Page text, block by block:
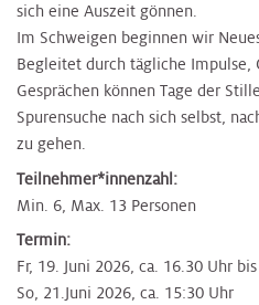
sich eine Auszeit gönnen.
Im Schweigen beginnen wir
Begleitet durch tägliche Impulse,
Gesprächen können Tage der
Spurensuche nach sich selbst,
zu gehen.
Teilnehmer*innenzahl:
Min. 6, Max. 13 Personen
Termin:
Fr, 19. Juni 2026, ca. 16.30 Uhr bis
So, 21.Juni 2026, ca. 15:30 Uhr